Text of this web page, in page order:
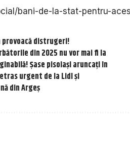
bani-de-la-stat-pentru-
distrugeri!
din 2025 nu vor mai fi la
Șase pisoiași aruncați în
urgent de la Lidl și
din Argeș